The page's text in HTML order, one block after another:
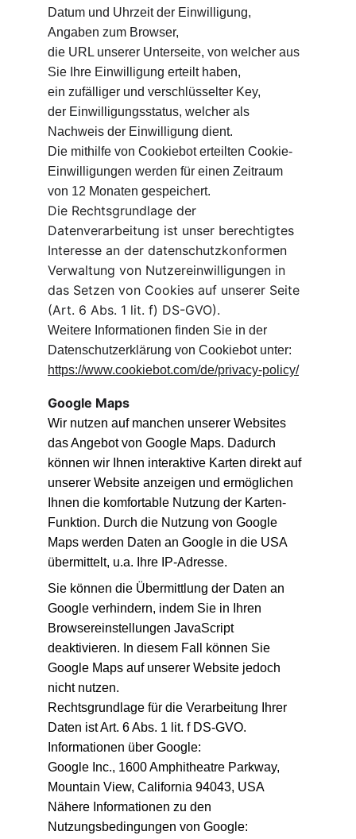
Datum und Uhrzeit der Einwilligung,
Angaben zum Browser,
die URL unserer Unterseite, von welcher aus
Sie Ihre Einwilligung erteilt haben,
ein zufälliger und verschlüsselter Key,
der Einwilligungsstatus, welcher als
Nachweis der Einwilligung dient.
Die mithilfe von Cookiebot erteilten Cookie-
Einwilligungen werden für einen Zeitraum
von 12 Monaten gespeichert.
Die Rechtsgrundlage der
Datenverarbeitung ist unser berechtigtes
Interesse an der datenschutzkonformen
Verwaltung von Nutzereinwilligungen in
das Setzen von Cookies auf unserer Seite
(Art. 6 Abs. 1 lit. f) DS-GVO).
Weitere Informationen finden Sie in der
Datenschutzerklärung von Cookiebot unter:
https://www.cookiebot.com/de/privacy-policy/
Google Maps
Wir nutzen auf manchen unserer Websites
das Angebot von Google Maps. Dadurch
können wir Ihnen interaktive Karten direkt auf
unserer Website anzeigen und ermöglichen
Ihnen die komfortable Nutzung der Karten-
Funktion. Durch die Nutzung von Google
Maps werden Daten an Google in die USA
übermittelt, u.a. Ihre IP-Adresse.
Sie können die Übermittlung der Daten an
Google verhindern, indem Sie in Ihren
Browsereinstellungen JavaScript
deaktivieren. In diesem Fall können Sie
Google Maps auf unserer Website jedoch
nicht nutzen.
Rechtsgrundlage für die Verarbeitung Ihrer
Daten ist Art. 6 Abs. 1 lit. f DS-GVO.
Informationen über Google:
Google Inc., 1600 Amphitheatre Parkway,
Mountain View, California 94043, USA
Nähere Informationen zu den
Nutzungsbedingungen von Google: